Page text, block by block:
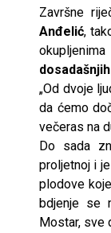
Završne
Anđelić,
„Od dvoje
da ćemo
večeras na
Do sada
proljetnoj i
plodove
bdjenje se
Mostar, sve